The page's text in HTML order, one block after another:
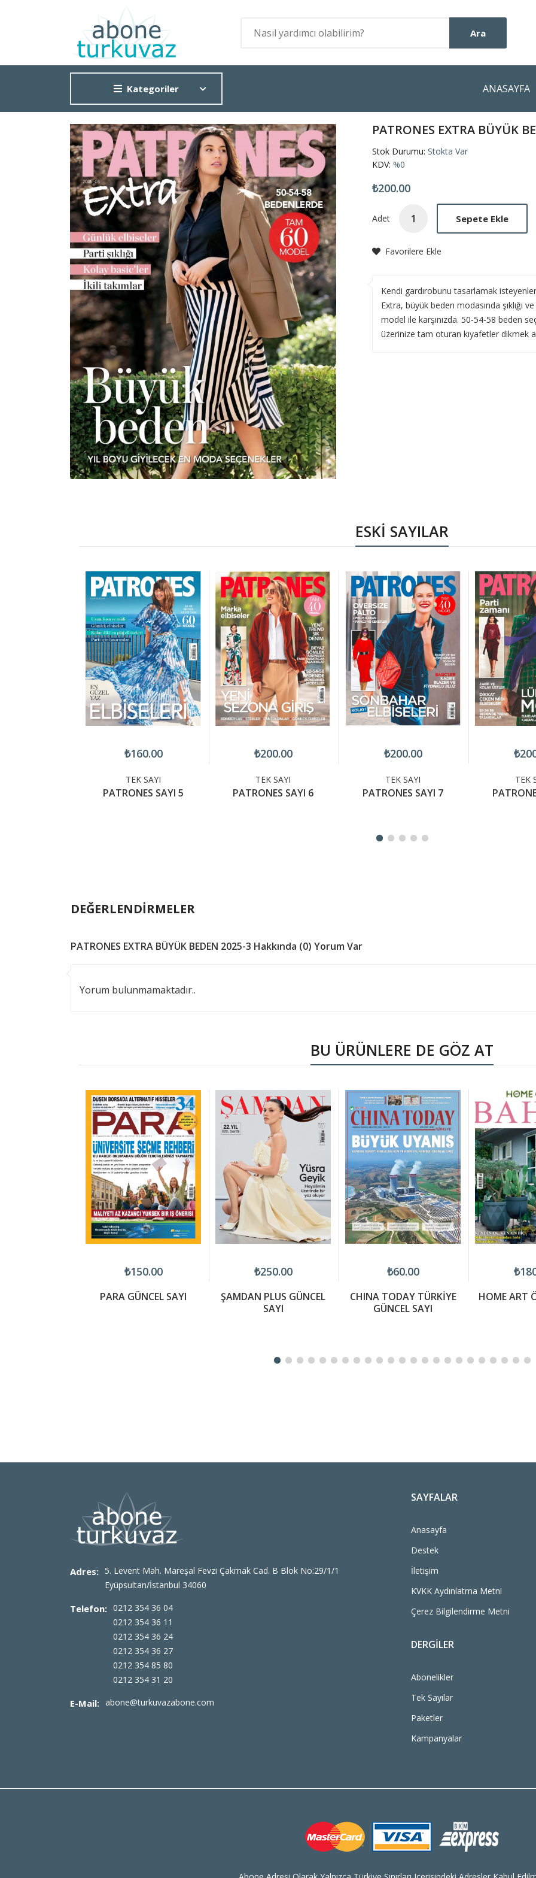
Ara
Kategoriler ANASAYFA
PATRONES EXTRA BÜYÜK
Stok Durumu: Stokta Var
KDV: %0
₺200.00
Adet Sepete Ekle
Favorilere Ekle
Kendi gardırobunu tasarlamak
Extra, büyük beden modasında şıklığı
model ile karşınızda. 50-54-58 beden
üzerinize tam oturan kıyafetler dikmek
ESKİ SAYILAR
₺160.00
TEK SAYI
PATRONES SAYI 5
₺200.00
TEK SAYI
PATRONES SAYI 6
₺200.00
TEK SAYI
PATRONES SAYI 7
TEK
DEĞERLENDİRMELER
PATRONES EXTRA BÜYÜK BEDEN 2025-3 Hakkında (0) Yorum Var
Yorum bulunmamaktadır..
BU ÜRÜNLERE DE GÖZ AT
₺150.00
PARA GÜNCEL SAYI
₺250.00
ŞAMDAN PLUS GÜNCEL
SAYI
₺60.00
CHINA TODAY TÜRKİYE
GÜNCEL SAYI
HOME ART
Adres: 5. Levent Mah. Mareşal Fevzi Çakmak Cad. B Blok No:29/1/1
Eyüpsultan/İstanbul 34060
Telefon: 0212 354 36 04
0212 354 36 11
0212 354 36 24
0212 354 36 27
0212 354 85 80
0212 354 31 20
E-Mail: abone@turkuvazabone.com
SAYFALAR
Anasayfa
Destek
İletişim
KVKK Aydınlatma Metni
Çerez Bilgilendirme Metni
DERGILER
Abonelikler
Tek Sayılar
Paketler
Kampanyalar